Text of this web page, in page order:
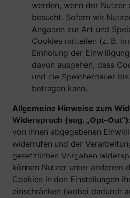
werden, wenn der Nutzer
besucht. Sofern wir
Angaben zur Art und
Cookies mitteilen (z. B.
Einholung der
davon ausgehen, dass
und die Speicherdauer
betragen kann.
Allgemeine Hinweise zum
Widerspruch (sog. „Opt-Out“):
von ihnen abgegebenen
widerrufen und der
gesetzlichen Vorgaben
können Nutzer unter anderem
Cookies in den Einstellungen
einschränken (wobei dadurch